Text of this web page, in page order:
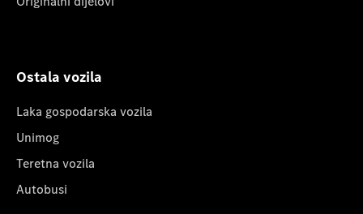
Ostala vozila
Laka gospodarska vozila
Unimog
Teretna vozila
Autobusi